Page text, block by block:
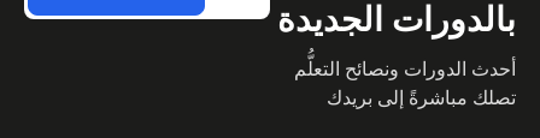
بالدورات الجديدة
أحدث الدورات ونصائح التعلُّم
تصلك مباشرةً إلى بريدك